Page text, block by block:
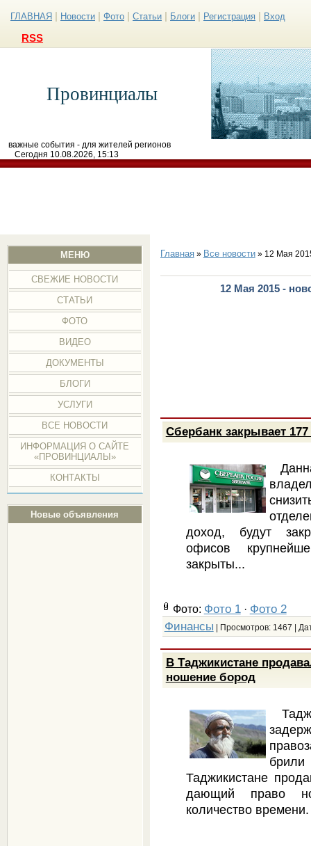
ГЛАВНАЯ Новости Фото Статьи Блоги Регистрация Вход
RSS
Провинциалы
важные события - для жителей регионов
Сегодня 10.08.2026, 15:13
МЕНЮ
СВЕЖИЕ НОВОСТИ
СТАТЬИ
ФОТО
ВИДЕО
ДОКУМЕНТЫ
БЛОГИ
УСЛУГИ
ВСЕ НОВОСТИ
ИНФОРМАЦИЯ О САЙТЕ
«ПРОВИНЦИАЛЫ»
КОНТАКТЫ
Новые объявления
Главная» Все новости» 12 Мая
12 Мая 2015 -
Сбербанк закрывает
доход, будут
офисов
закрыты...
Фото: Фото 1· Фото 2
Финансы | Просмотров: 1467 |
В Таджикистане
ношение бород
Таджикистане
дающий право
количество времени.